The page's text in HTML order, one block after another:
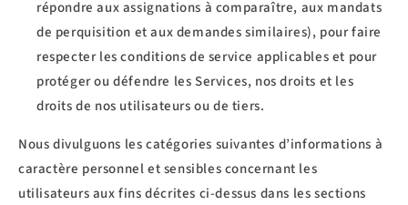
répondre aux assignations à comparaître, aux mandats
de perquisition et aux demandes similaires), pour faire
respecter les conditions de service applicables et pour
protéger ou défendre les Services, nos droits et les
droits de nos utilisateurs ou de tiers.
Nous divulguons les catégories suivantes d’informations à
caractère personnel et sensibles concernant les
utilisateurs aux fins décrites ci-dessus dans les sections